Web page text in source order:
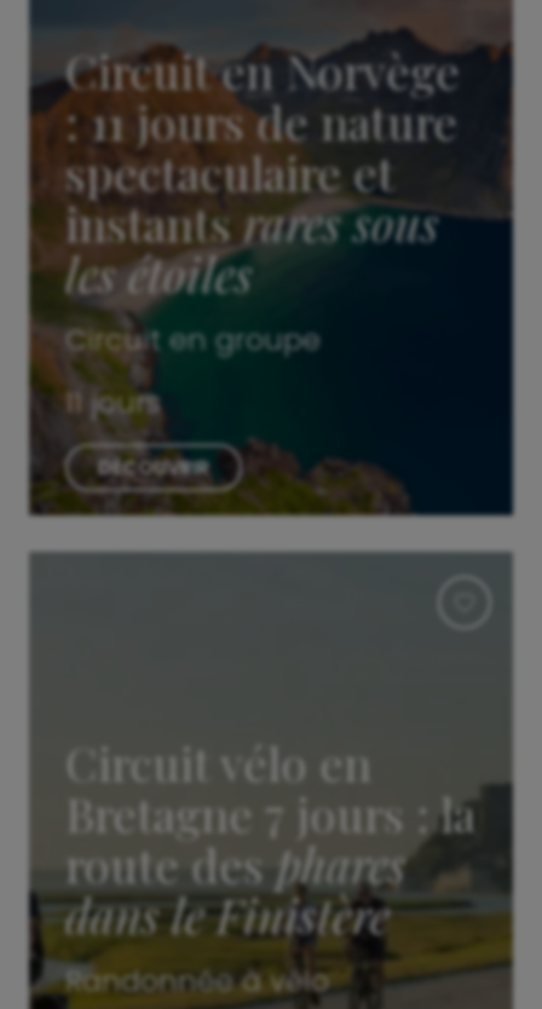
Circuit en Norvège
: 11 jours de nature
spectaculaire et
instantsrares sous
les étoiles
Circuit en groupe
11 jours
DÉCOUVRIR
Circuit vélo en
Bretagne 7 jours : la
route des phares
dans le Finistère
Randonnée à vélo